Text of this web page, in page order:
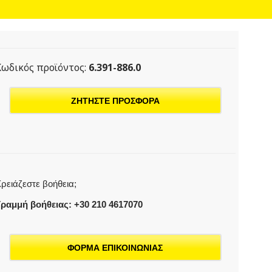
προϊόντος: 6.391-886.0
ΖΗΤΗΣΤΕ ΠΡΟΣΦΟΡΑ
βοήθεια;
βοήθειας: +30 210 4617070
ΦΟΡΜΑ ΕΠΙΚΟΙΝΩΝΙΑΣ